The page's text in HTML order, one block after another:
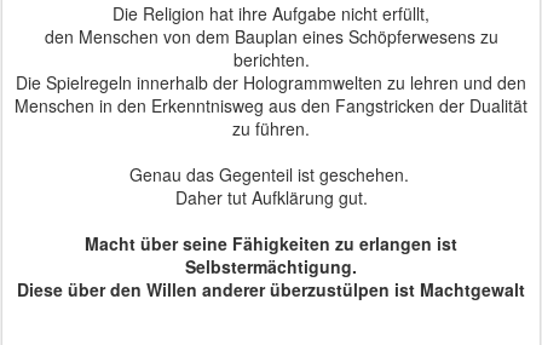
Die Religion hat ihre Aufgabe nicht erfüllt,
den Menschen von dem Bauplan eines Schöpferwesens zu
berichten.
Die Spielregeln innerhalb der Hologrammwelten zu lehren und den
Menschen in den Erkenntnisweg aus den Fangstricken der Dualität
zu führen.
Genau das Gegenteil ist geschehen.
Daher tut Aufklärung gut.
Macht über seine Fähigkeiten zu erlangen ist
Selbstermächtigung.
Diese über den Willen anderer überzustülpen ist Machtgewalt